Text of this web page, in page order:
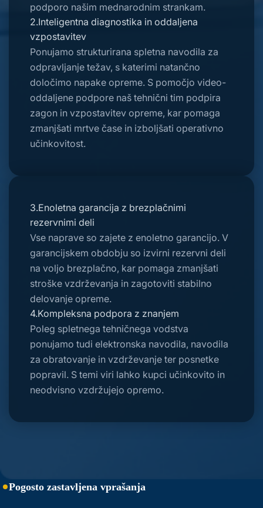
podporo našim mednarodnim strankam.
2.Inteligentna diagnostika in oddaljena
vzpostavitev
Ponujamo strukturirana spletna navodila za
odpravljanje težav, s katerimi natančno
določimo napake opreme. S pomočjo video-
oddaljene podpore naš tehnični tim podpira
zagon in vzpostavitev opreme, kar pomaga
zmanjšati mrtve čase in izboljšati operativno
učinkovitost.
3.Enoletna garancija z brezplačnimi
rezervnimi deli
Vse naprave so zajete z enoletno garancijo. V
garancijskem obdobju so izvirni rezervni deli
na voljo brezplačno, kar pomaga zmanjšati
stroške vzdrževanja in zagotoviti stabilno
delovanje opreme.
4.Kompleksna podpora z znanjem
Poleg spletnega tehničnega vodstva
ponujamo tudi elektronska navodila, navodila
za obratovanje in vzdrževanje ter posnetke
popravil. S temi viri lahko kupci učinkovito in
neodvisno vzdržujejo opremo.
Pogosto zastavljena vprašanja